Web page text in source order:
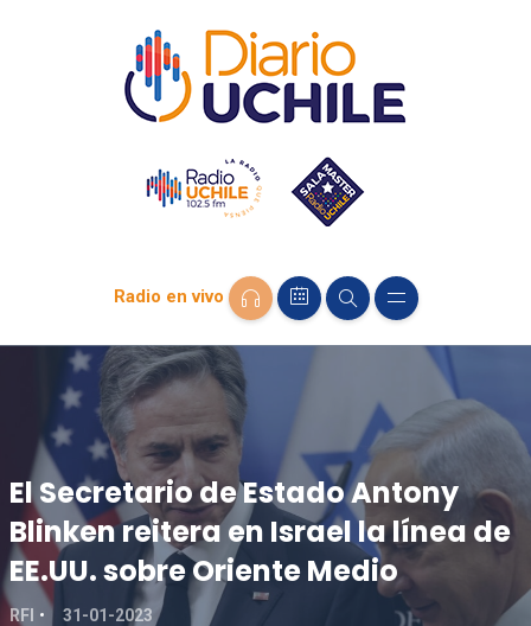
Radio en vivo
El Secretario de Estado Antony
Blinken reitera en Israel la línea de
EE.UU. sobre Oriente Medio
RFI 31-01-2023